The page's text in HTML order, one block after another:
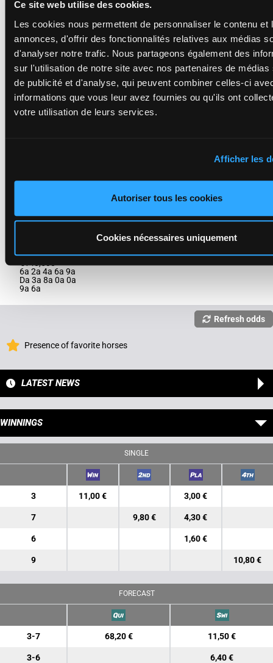
Ce site web utilise des cookies.
Les cookies nous permettent de personnaliser le contenu et
annonces, d'offrir des fonctionnalités relatives aux médias
d'analyser notre trafic. Nous partageons également des
sur l'utilisation de notre site avec nos partenaires de médias
de publicité et d'analyse, qui peuvent combiner celles-ci
informations que vous leur avez fournies ou qu'ils ont
votre utilisation de leurs services.
Afficher les
Autoriser tous les cookies
Cookies nécessaires uniquement
13
Abrivard M.
F/7 - 3025m -
€141,180
1a 1a Dm 4a
Da 4a Da Da
5a Da Da 6a
F/7 3025m 1'11"4
€141,180
4a Da 4a
Da Da 6a
HIRIUS DE
GUEZ
Beudard E.-
LIONNAIS
1'13"2-
6a 2a 4a 6a 9a
Da 3a 8a 0a 0a
9a 6a
€148,530
6a 2a 4a
3a 8a 0a
Refresh odds
Presence of favorite horses
LATEST NEWS
WINNINGS
SINGLE
3 11,00 € 3,00 €
7 9,80 € 4,30 €
6 1,60 €
9 10,80 €
FORECAST
3-7 68,20 € 11,50 €
3-6 6,40 €